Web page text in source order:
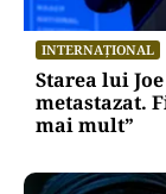
INTERNAȚIONAL
Starea lui
metastazat.
mai mult”